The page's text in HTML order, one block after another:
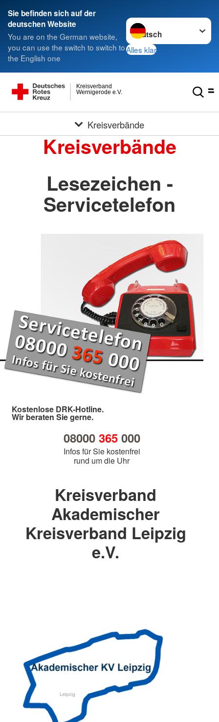
Sie befinden sich auf der
deutschen Website
You are on the German website,
you can use the switch to switch to
the English one
Sprache wechseln zu
Alles klar
Wernigerode e.V.
Kreisverband
Kreisverbände
Kreisverbände
Lesezeichen -
Servicetelefon
Kostenlose DRK-Hotline.
Wir beraten Sie gerne.
08000 365000
Infos für Sie kostenfrei
rund um die Uhr
Kreisverband
Akademischer
Kreisverband Leipzig
e.V.